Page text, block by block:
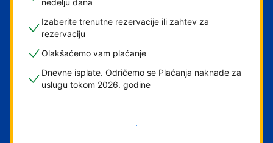
nedelju dana
Izaberite trenutne rezervacije ili zahtev za
rezervaciju
Olakšaćemo vam plaćanje
Dnevne isplate. Odričemo se Plaćanja naknade za
uslugu tokom 2026. godine
Počnite odmah